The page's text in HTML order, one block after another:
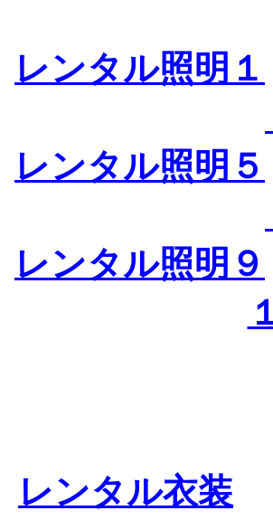
レンタル照明１
レンタル照明５
レンタル照明９
レンタル衣装